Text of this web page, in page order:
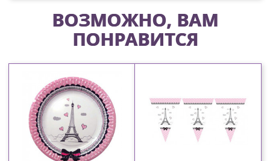
ВОЗМОЖНО, ВАМ
ПОНРАВИТСЯ